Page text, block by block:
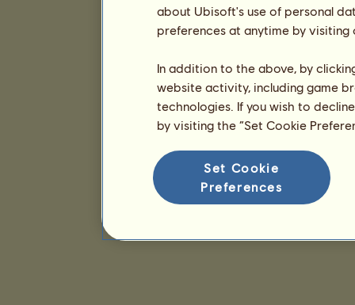
about Ubisoft's use of personal
preferences at anytime by
In addition to the above, by
website activity, including game
technologies. If you wish to
by visiting the “Set Cookie
Set Cookie
Preferences